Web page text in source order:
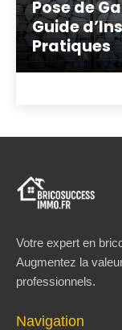
Pose de
Guide
Pratiques
Votre expert en
Augmentez la
professionnels.
Navigation